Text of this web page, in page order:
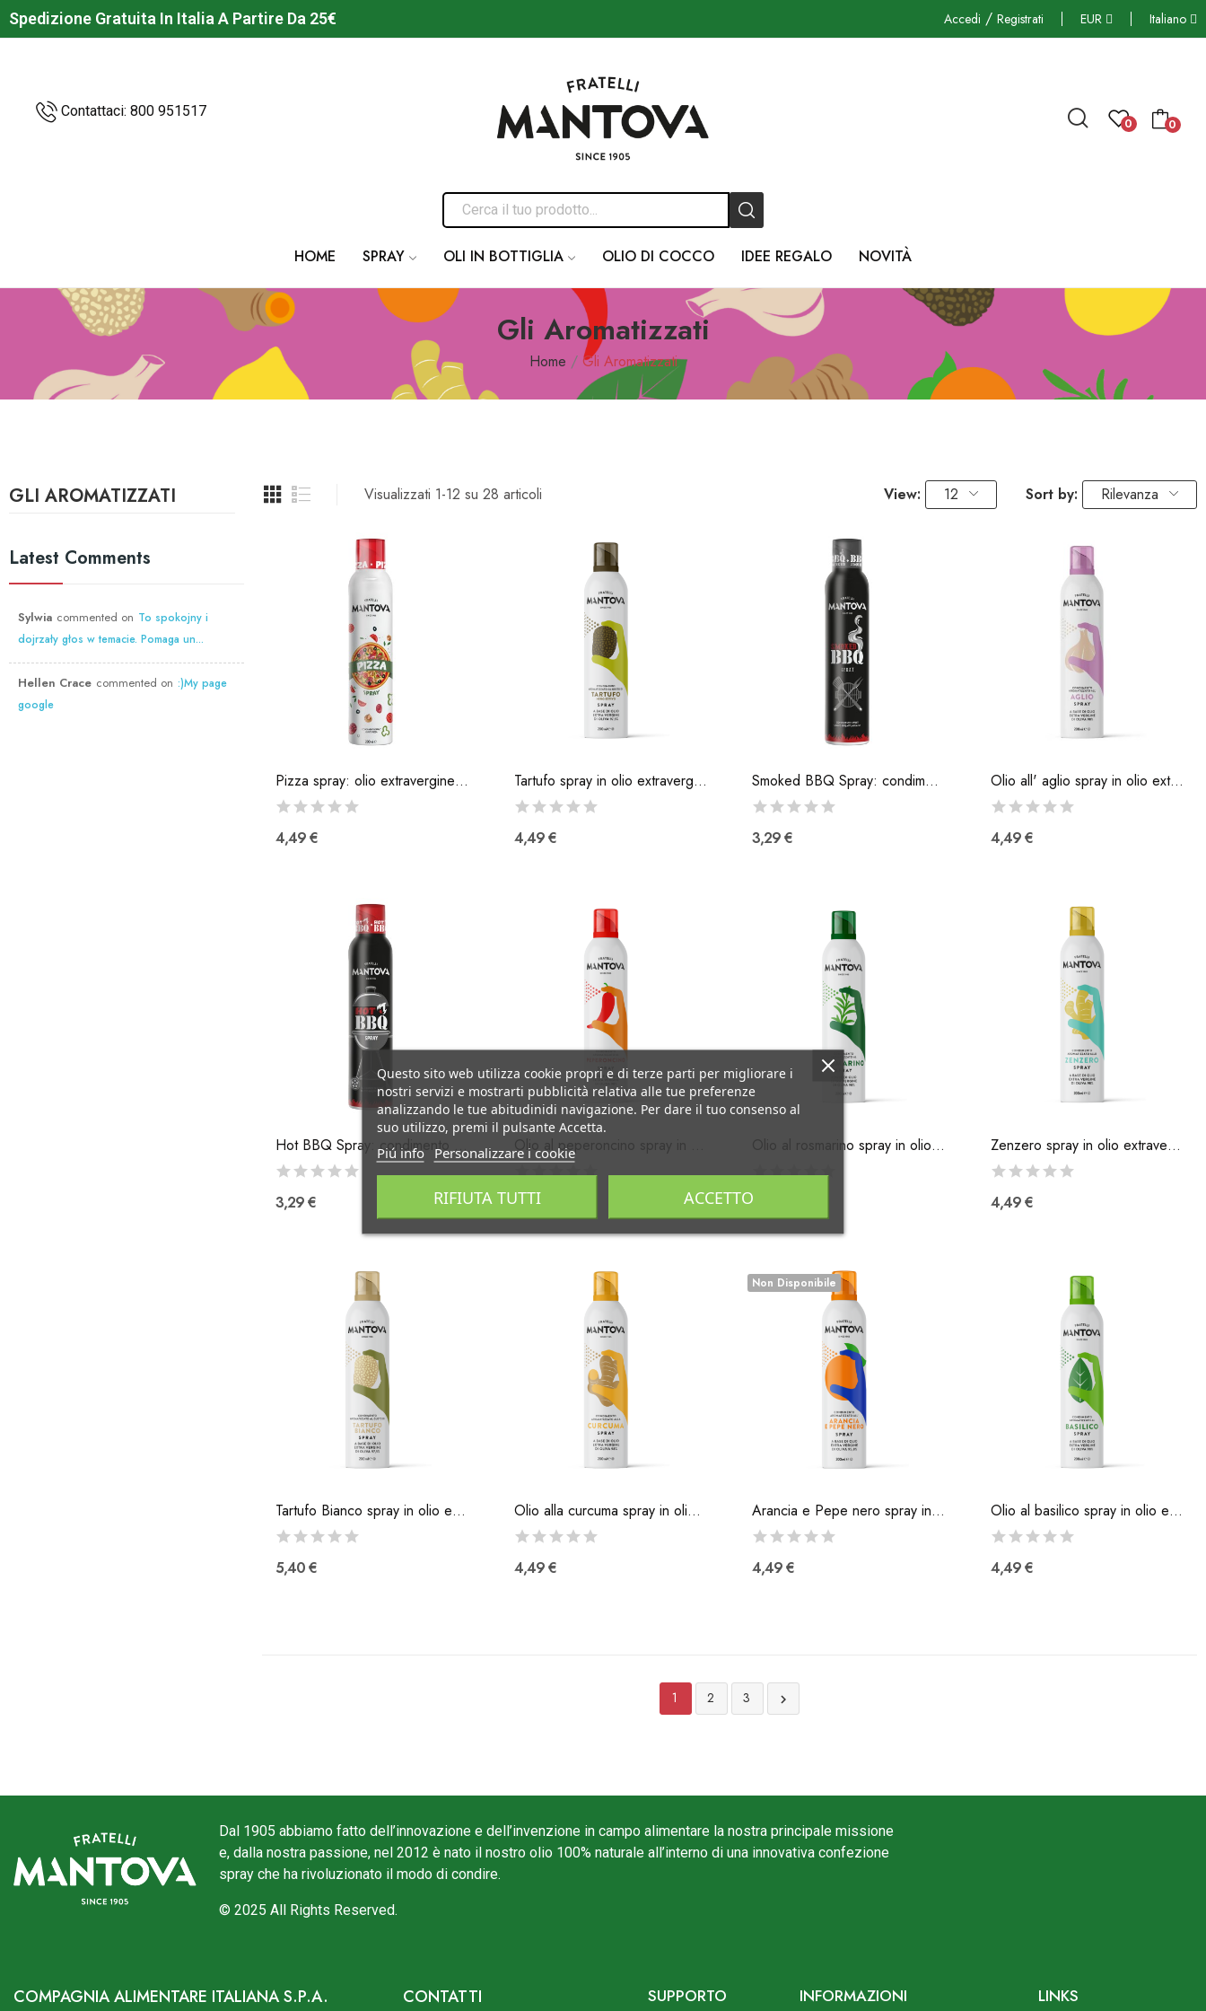
Spedizione Gratuita In Italia A Partire Da 25€ Accedi / Registrati EUR Italiano
Contattaci: 800 951517
0 0
HOME SPRAY OLI IN BOTTIGLIA OLIO DI COCCO IDEE REGALO NOVITÀ
Gli Aromatizzati
Home Gli Aromatizzati
GLI AROMATIZZATI
Latest Comments
Sylwia commented on To spokojny i
dojrzały głos w temacie. Pomaga un...
Hellen Crace commented on :)My page
google
Visualizzati 1-12 su 28 articoli View: 12 Sort by: Rilevanza
Pizza spray: olio extravergine di oliva...
4,49 €
Tartufo spray in olio extravergine di oliva
4,49 €
Smoked BBQ Spray: condimento al gusto BBQ...
3,29 €
Olio all' aglio spray in olio extravergine di...
4,49 €
3,29 € 4,49 €
Olio al rosmarino spray in olio extravergine di...
4,49 €
Zenzero spray in olio extravergine di oliva
4,49 €
Tartufo Bianco spray in olio extravergine di oliva
5,40 €
Olio alla curcuma spray in olio extravergine di...
4,49 €
Non Disponibile
Arancia e Pepe nero spray in Olio Extra Vergine...
4,49 €
Olio al basilico spray in olio extravergine di...
4,49 €
1 2 3 
Dal 1905 abbiamo fatto dell’innovazione e dell’invenzione in campo alimentare la nostra principale missione
e, dalla nostra passione, nel 2012 è nato il nostro olio 100% naturale all’interno di una innovativa confezione
spray che ha rivoluzionato il modo di condire.
© 2025 All Rights Reserved.
COMPAGNIA ALIMENTARE ITALIANA S.P.A. CONTATTI SUPPORTO INFORMAZIONI LINKS
Questo sito web utilizza cookie propri e di terze parti per migliorare i
nostri servizi e mostrarti pubblicità relativa alle tue preferenze
analizzando le tue abitudinidi navigazione. Per dare il tuo consenso al
suo utilizzo, premi il pulsante Accetta.
Piú info Personalizzare i cookie
RIFIUTA TUTTI ACCETTO